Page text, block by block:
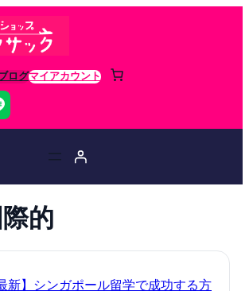
ログマイアカウント
際的